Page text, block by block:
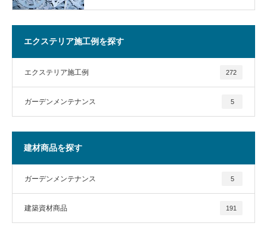
エクステリア施工例を探す
エクステリア施工例 272
ガーデンメンテナンス 5
建材商品を探す
ガーデンメンテナンス 5
建築資材商品 191